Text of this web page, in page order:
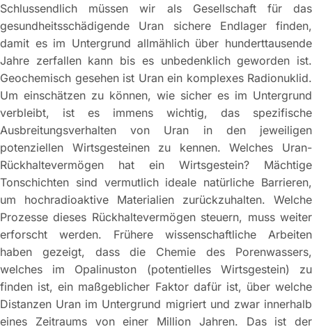
Schlussendlich müssen wir als Gesellschaft für das
gesundheitsschädigende Uran sichere Endlager finden,
damit es im Untergrund allmählich über hunderttausende
Jahre zerfallen kann bis es unbedenklich geworden ist.
Geochemisch gesehen ist Uran ein komplexes Radionuklid.
Um einschätzen zu können, wie sicher es im Untergrund
verbleibt, ist es immens wichtig, das spezifische
Ausbreitungsverhalten von Uran in den jeweiligen
potenziellen Wirtsgesteinen zu kennen. Welches Uran-
Rückhaltevermögen hat ein Wirtsgestein? Mächtige
Tonschichten sind vermutlich ideale natürliche Barrieren,
um hochradioaktive Materialien zurückzuhalten. Welche
Prozesse dieses Rückhaltevermögen steuern, muss weiter
erforscht werden. Frühere wissenschaftliche Arbeiten
haben gezeigt, dass die Chemie des Porenwassers,
welches im Opalinuston (potentielles Wirtsgestein) zu
finden ist, ein maßgeblicher Faktor dafür ist, über welche
Distanzen Uran im Untergrund migriert und zwar innerhalb
eines Zeitraums von einer Million Jahren. Das ist der